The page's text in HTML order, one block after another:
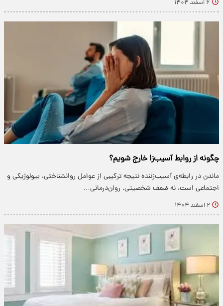
۶ اسفند ۱۴۰۴
چگونه از روابط آسیب‌زا خارج شویم؟
ماندن در رابطه‌ی آسیب‌زننده نتیجه ترکیبی از عوامل روانشناختی، بیولوژیکی و
اجتماعی است، نه ضعف شخصیتی. روان‌درمانی…
۲ اسفند ۱۴۰۴